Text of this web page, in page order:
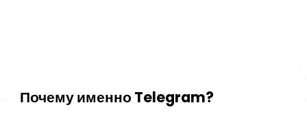
Почему именно Telegram?